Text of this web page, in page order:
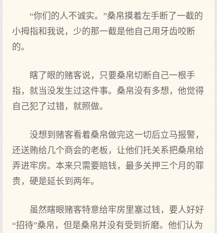
“你们的人不诚实。”桑帛摸着左手断了一截的
小拇指和我说，少的那一截是他自己用牙齿咬断
的。
瞎了眼的赌客说，只要桑帛切断自己一根手
指，就当没发生过这件事。桑帛没有多想，他觉得
自己犯了过错，就照做。
没想到赌客看着桑帛做完这一切后立马报警，
还送贿给几个商会的老板，让他们托关系把桑帛给
弄进牢房。本来只需要赔钱，最多关押三个月的罪
责，硬是延长到两年。
虽然瞎眼赌客特意给牢房里塞过钱，要人好好
“招待”桑帛，但是桑帛并没有受到折磨。他们认为